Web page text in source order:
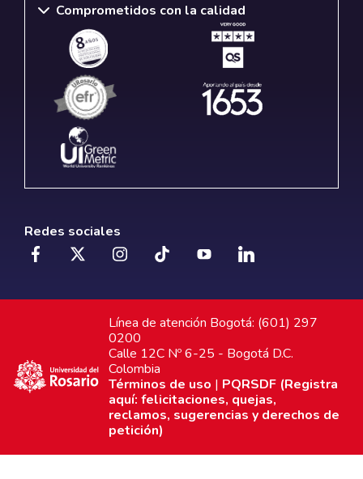
Comprometidos con la calidad
Redes sociales
Línea de atención Bogotá: (601) 297
0200
Calle 12C Nº 6-25 - Bogotá D.C.
Colombia
Términos de uso | PQRSDF (Registra
aquí: felicitaciones, quejas,
reclamos, sugerencias y derechos de
petición)